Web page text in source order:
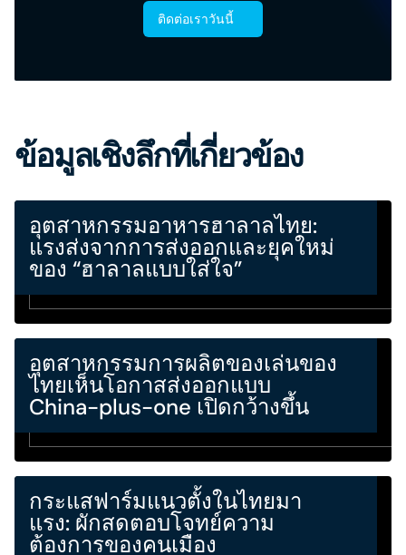
ติดต่อเราวันนี้
ข้อมูลเชิงลึกที่เกี่ยวข้อง
อุตสาหกรรมอาหารฮาลาลไทย:
แรงส่งจากการส่งออกและยุคใหม่
ของ “ฮาลาลแบบใส่ใจ”
อุตสาหกรรมการผลิตของเล่นของ
ไทยเห็นโอกาสส่งออกแบบ
China-plus-one เปิดกว้างขึ้น
กระแสฟาร์มแนวตั้งในไทยมา
แรง: ผักสดตอบโจทย์ความ
ต้องการของคนเมือง